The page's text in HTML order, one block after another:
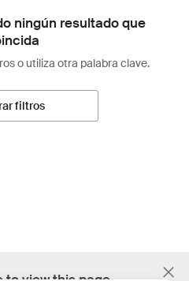
ningún resultado que
o utiliza otra palabra clave.
filtros